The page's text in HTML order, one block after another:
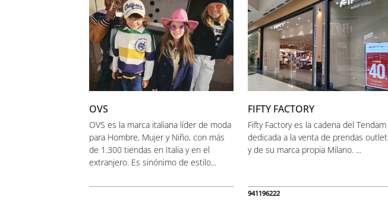
OVS
OVS es la marca italiana líder de moda
para Hombre, Mujer y Niño, con más
de 1.300 tiendas en Italia y en el
extranjero. Es sinónimo de estilo...
FIFTY FACTORY
Fifty Factory es la cadena del Tendam
dedicada a la venta de prendas outlet
y de su marca propia Milano. ...
941196222